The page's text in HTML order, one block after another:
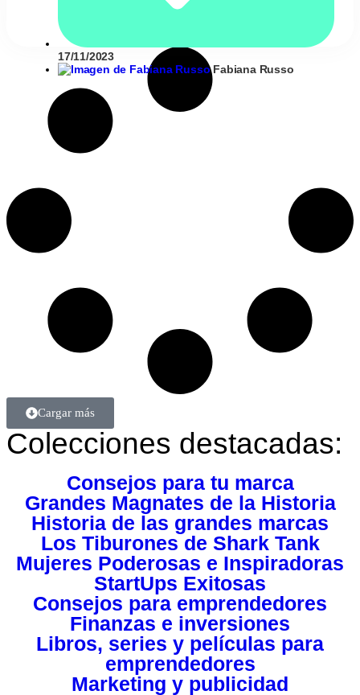
17/11/2023
Fabiana Russo
Cargar más
Colecciones destacadas:
Consejos para tu marca
Grandes Magnates de la Historia
Historia de las grandes marcas
Los Tiburones de Shark Tank
Mujeres Poderosas e Inspiradoras
StartUps Exitosas
Consejos para emprendedores
Finanzas e inversiones
Libros, series y películas para
emprendedores
Marketing y publicidad